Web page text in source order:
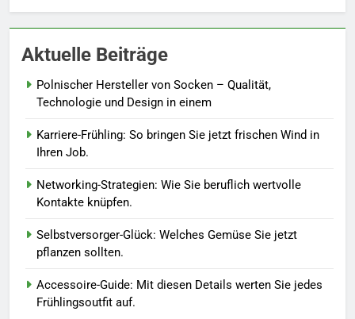
Aktuelle Beiträge
Polnischer Hersteller von Socken – Qualität,
Technologie und Design in einem
Karriere-Frühling: So bringen Sie jetzt frischen Wind in
Ihren Job.
Networking-Strategien: Wie Sie beruflich wertvolle
Kontakte knüpfen.
Selbstversorger-Glück: Welches Gemüse Sie jetzt
pflanzen sollten.
Accessoire-Guide: Mit diesen Details werten Sie jedes
Frühlingsoutfit auf.
Naturnah gärtnern: So locken
Sie Bienen und Schmetterlinge
in Ihren Garten.
LEBENSSTIL
7
zum Quereinstieg in der neuen
8
So kombinieren Sie Pastelltöne
1